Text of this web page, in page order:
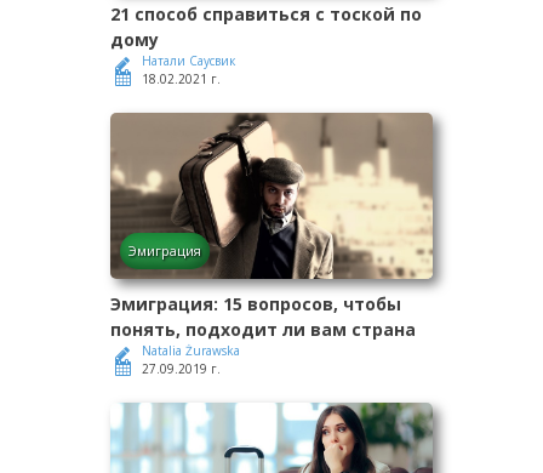
21 способ справиться с тоской по
дому
Натали Саусвик
18.02.2021 г.
Эмиграция
Эмиграция: 15 вопросов, чтобы
понять, подходит ли вам страна
Natalia Żurawska
27.09.2019 г.